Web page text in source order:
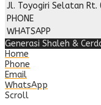
Jl. Toyogiri Selatan Rt.
PHONE
WHATSAPP
Generasi Shaleh &
Home
Phone
Email
WhatsApp
Scroll